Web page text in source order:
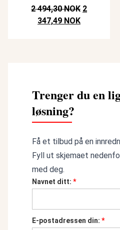
2 494,30 NOK 2
347,49 NOKNåværende
Trenger du en
løsning?
Få et tilbud på en
Fyll ut skjemaet
med deg.
Navnet ditt: *
E-postadressen din: *